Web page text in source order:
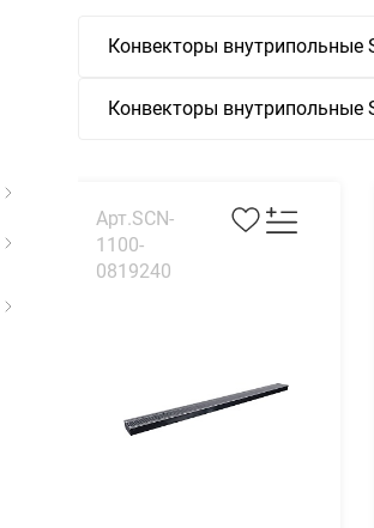
Конвекторы внутрипольные
Конвекторы внутрипольные
Арт.SCN-
1100-
0819240